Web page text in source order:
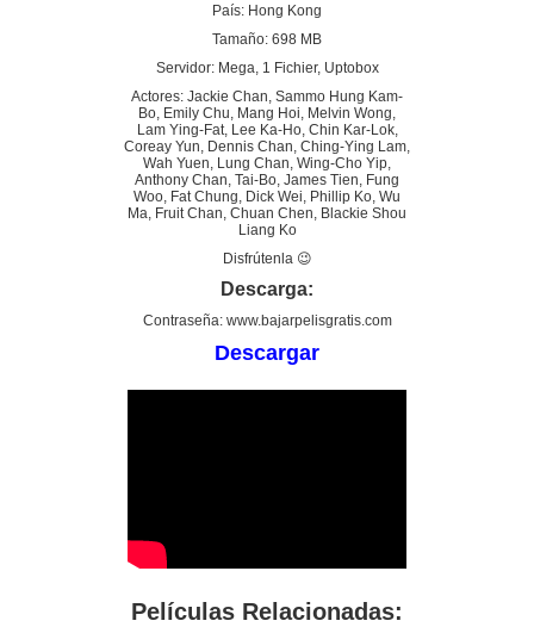
País: Hong Kong
Tamaño: 698 MB
Servidor: Mega, 1 Fichier, Uptobox
Actores: Jackie Chan, Sammo Hung Kam-
Bo, Emily Chu, Mang Hoi, Melvin Wong,
Lam Ying-Fat, Lee Ka-Ho, Chin Kar-Lok,
Coreay Yun, Dennis Chan, Ching-Ying Lam,
Wah Yuen, Lung Chan, Wing-Cho Yip,
Anthony Chan, Tai-Bo, James Tien, Fung
Woo, Fat Chung, Dick Wei, Phillip Ko, Wu
Ma, Fruit Chan, Chuan Chen, Blackie Shou
Liang Ko
Disfrútenla 😉
Descarga:
Contraseña: www.bajarpelisgratis.com
Descargar
Películas Relacionadas: